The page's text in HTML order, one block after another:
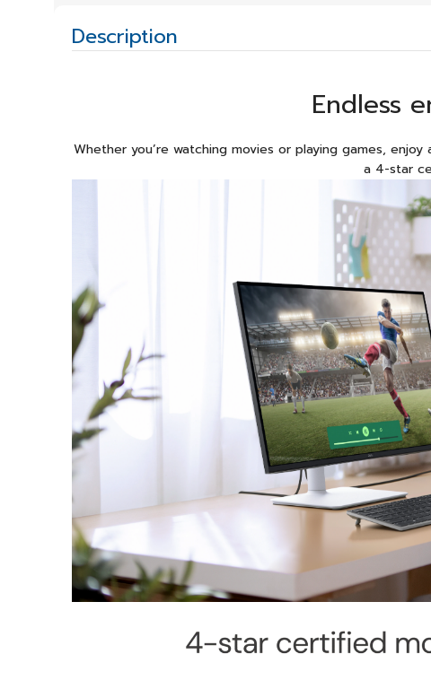
Description
Endless
Whether you’re watching movies or playing games,
a 4-star